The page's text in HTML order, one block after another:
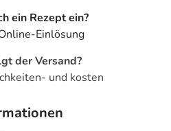
ein Rezept ein?
Einlösung
der Versand?
und kosten